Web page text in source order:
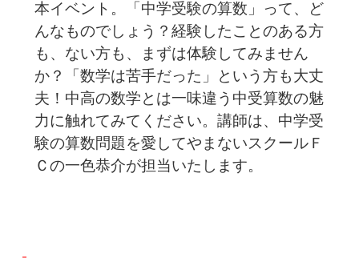
本イベント。「中学受験の算数」って、ど
んなものでしょう？経験したことのある方
も、ない方も、まずは体験してみません
か？「数学は苦手だった」という方も大丈
夫！中高の数学とは一味違う中受算数の魅
力に触れてみてください。講師は、中学受
験の算数問題を愛してやまないスクールＦ
Ｃの一色恭介が担当いたします。